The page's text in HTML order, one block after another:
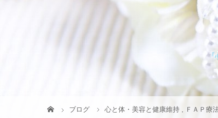
『
ブログ 心と体・美容と健康維持 ＦＡＰ療